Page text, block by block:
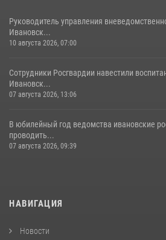
Руководитель управления
Ивановск...
10 августа 2026, 07:00
Сотрудники Росгвардии навестили
Ивановск...
07 августа 2026, 13:06
В юбилейный год ведомства ивановские
проводить...
07 августа 2026, 09:39
НАВИГАЦИЯ
Новости